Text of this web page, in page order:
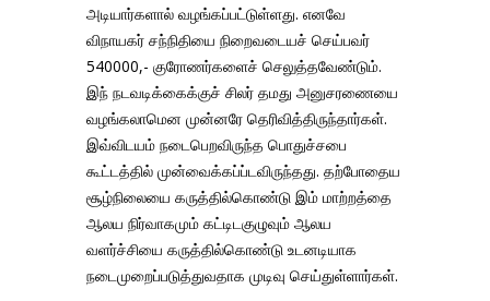
அடியார்களால் வழங்கப்பட்டுள்ளது. எனவே
விநாயகர் சந்நிதியை நிறைவடையச் செய்பவர்
540000,- குரோணர்களைச் செலுத்தவேண்டும்.
இந் நடவடிக்கைக்குச் சிலர் தமது அனுசரணையை
வழங்கலாமென முன்னரே தெரிவித்திருந்தார்கள்.
இவ்விடயம் நடைபெறவிருந்த பொதுச்சபை
கூட்டத்தில் முன்வைக்கப்ப்டவிருந்தது. தற்போதைய
சூழ்நிலையை கருத்தில்கொண்டு இம் மாற்றத்தை
ஆலய நிர்வாகமும் கட்டிடகுழுவும் ஆலய
வளர்ச்சியை கருத்தில்கொண்டு உடனடியாக
நடைமுறைப்படுத்துவதாக முடிவு செய்துள்ளார்கள்.